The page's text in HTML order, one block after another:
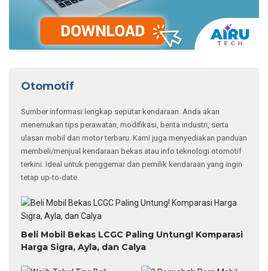
Otomotif
Sumber informasi lengkap seputar kendaraan. Anda akan
menemukan tips perawatan, modifikasi, berita industri, serta
ulasan mobil dan motor terbaru. Kami juga menyediakan panduan
membeli/menjual kendaraan bekas atau info teknologi otomotif
terkini. Ideal untuk penggemar dan pemilik kendaraan yang ingin
tetap up-to-date.
Beli Mobil Bekas LCGC Paling Untung! Komparasi
Harga Sigra, Ayla, dan Calya